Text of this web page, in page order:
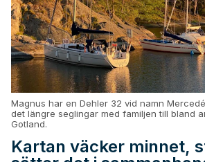
Magnus har en Dehler 32 vid namn
det längre seglingar med familjen till bland
Gotland.
Kartan väcker minnet,